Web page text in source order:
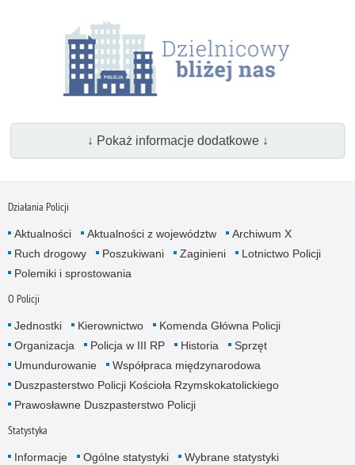
↓ Pokaż informacje dodatkowe ↓
Działania Policji
Aktualności Aktualności z województw
Archiwum X
Ruch drogowy
Poszukiwani Zaginieni
Lotnictwo Policji
Polemiki i sprostowania
O Policji
Jednostki Kierownictwo
Komenda Główna Policji
Organizacja
Policja w III RP Historia
Sprzęt
Umundurowanie
Współpraca międzynarodowa
Duszpasterstwo Policji Kościoła Rzymskokatolickiego
Prawosławne Duszpasterstwo Policji
Statystyka
Informacje Ogólne statystyki
Wybrane statystyki